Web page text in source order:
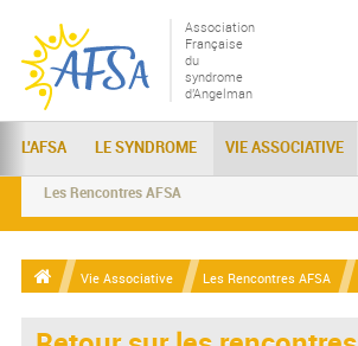
Association
Française
du
syndrome
d'Angelman
L'AFSA LE SYNDROME VIE ASSOCIATIVE
Vie Associative Les Rencontres AFSA